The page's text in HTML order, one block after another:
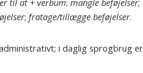
; fratage/tillægge beføjelser.
i daglig sprogbrug